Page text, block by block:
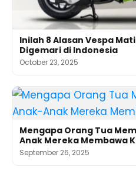
Inilah 8 Alasan Vespa
Digemari di Indonesia
October 23, 2025
Mengapa Orang Tua
Anak Mereka Membawa
September 26, 2025